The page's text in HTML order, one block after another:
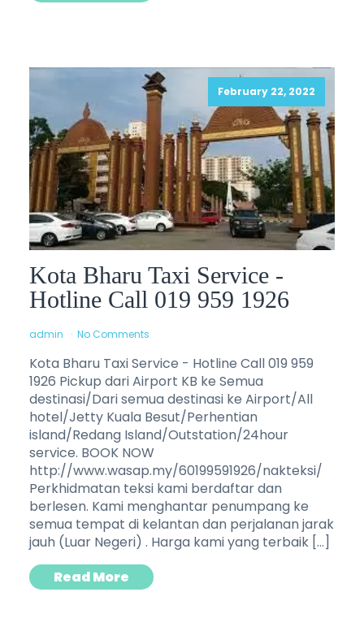
February 22, 2022
Kota Bharu Taxi Service -
Hotline Call 019 959 1926
admin No Comments
Kota Bharu Taxi Service - Hotline Call 019 959
1926 Pickup dari Airport KB ke Semua
destinasi/Dari semua destinasi ke Airport/All
hotel/Jetty Kuala Besut/Perhentian
island/Redang Island/Outstation/24hour
service. BOOK NOW
http://www.wasap.my/60199591926/nakteksi/
Perkhidmatan teksi kami berdaftar dan
berlesen. Kami menghantar penumpang ke
semua tempat di kelantan dan perjalanan jarak
jauh (Luar Negeri) . Harga kami yang terbaik […]
Read More